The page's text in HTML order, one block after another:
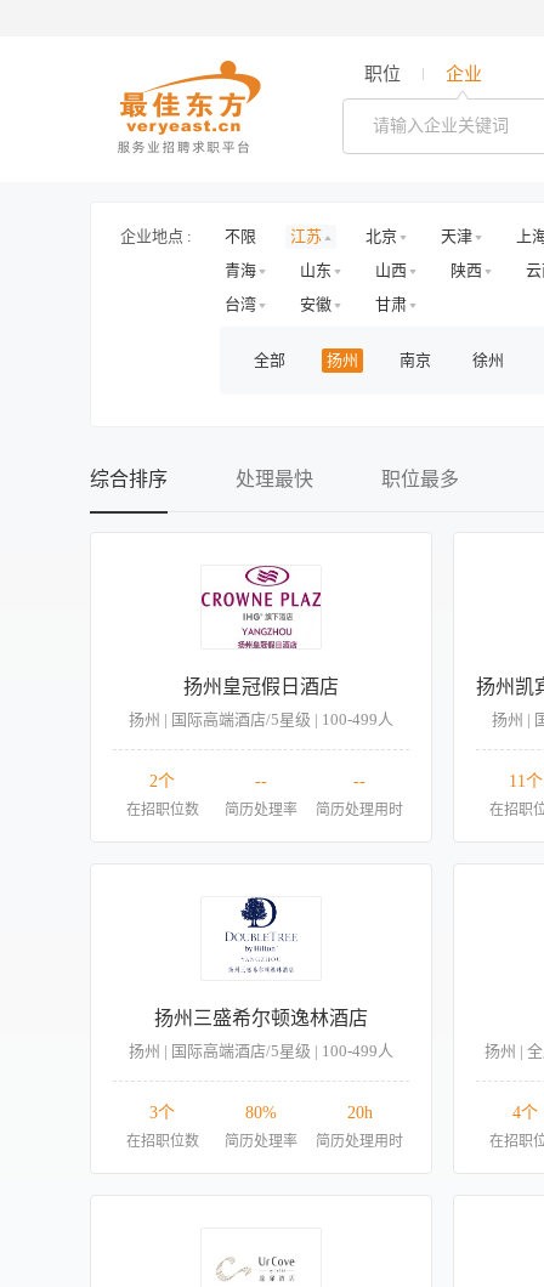
职位 企业
企业地点 : 不限 江苏 北京 天津
上
青海
山东 山西 陕西
台湾
安徽 甘肃
全部 扬州 南京 徐州
综合排序 处理最快 职位最多
扬州皇冠假日酒店
扬州 | 国际高端酒店/5星级 | 100-499人
2个
在招职位数
--
简历处理率
--
简历处理用时
扬州 |
11个
在招职
扬州三盛希尔顿逸林酒店
扬州 | 国际高端酒店/5星级 | 100-499人
3个
在招职位数
80%
简历处理率
20h
简历处理用时
扬州 |
4个
在招职